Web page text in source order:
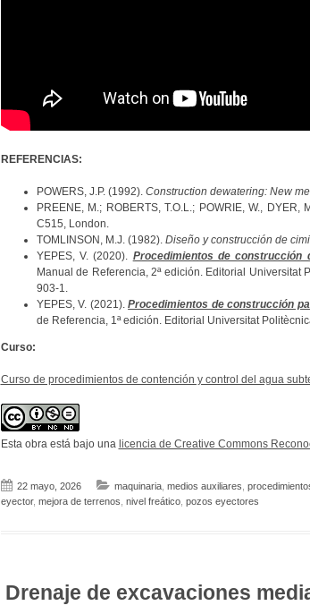
REFERENCIAS:
POWERS, J.P. (1992). Construction dewatering: New
PREENE, M.; ROBERTS, T.O.L.; POWRIE, W., DYER,
C515, London.
TOMLINSON, M.J. (1982). Diseño y construcción de
YEPES, V. (2020). Procedimientos de
Manual de Referencia, 2ª edición. Editorial
903-1.
YEPES, V. (2021).Procedimientos de construcción
de Referencia, 1ª edición. Editorial Universitat
Curso:
Curso de procedimientos de contención y control del agua
Esta obra está bajo una licencia de Creative Commons
22 mayo, 2026 maquinaria, medios auxiliares
eyector, mejora de terrenos nivel freático, pozos eyectores
Drenaje de excavaciones